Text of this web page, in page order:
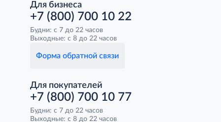
Для бизнеса
+7 (800) 700 10 22
Будни: с 7 до 22 часов
Выходные: с 8 до 22 часов
Форма обратной связи
Для покупателей
+7 (800) 700 10 77
Будни: с 7 до 22 часов
Выходные: с 8 до 22 часов